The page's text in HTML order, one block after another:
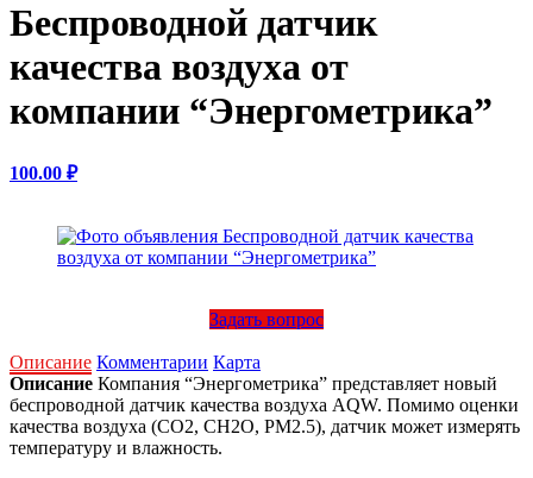
Беспроводной датчик
качества воздуха от
компании “Энергометрика”
100.00 ₽
Задать вопрос
Описание Комментарии Карта
Описание Компания “Энергометрика” представляет новый
беспроводной датчик качества воздуха AQW. Помимо оценки
качества воздуха (CO2, CH2O, PM2.5), датчик может измерять
температуру и влажность.